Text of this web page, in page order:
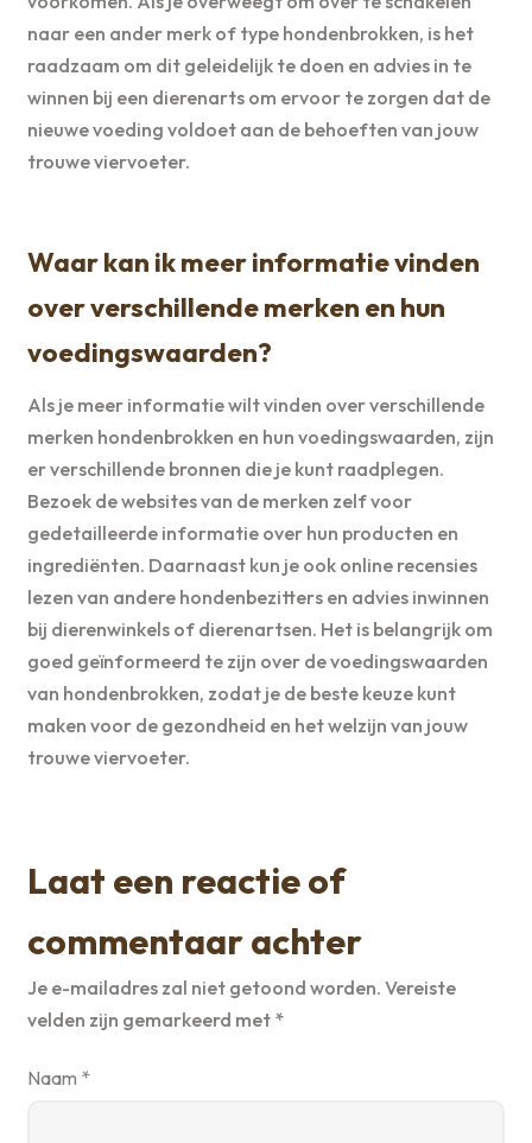
naar een ander merk of type hondenbrokken, is het
raadzaam om dit geleidelijk te doen en advies in te
winnen bij een dierenarts om ervoor te zorgen dat de
nieuwe voeding voldoet aan de behoeften van jouw
trouwe viervoeter.
Waar kan ik meer informatie vinden
over verschillende merken en hun
voedingswaarden?
Als je meer informatie wilt vinden over verschillende
merken hondenbrokken en hun voedingswaarden, zijn
er verschillende bronnen die je kunt raadplegen.
Bezoek de websites van de merken zelf voor
gedetailleerde informatie over hun producten en
ingrediënten. Daarnaast kun je ook online recensies
lezen van andere hondenbezitters en advies inwinnen
bij dierenwinkels of dierenartsen. Het is belangrijk om
goed geïnformeerd te zijn over de voedingswaarden
van hondenbrokken, zodat je de beste keuze kunt
maken voor de gezondheid en het welzijn van jouw
trouwe viervoeter.
Laat een reactie of
commentaar achter
Je e-mailadres zal niet getoond worden. Vereiste
velden zijn gemarkeerd met *
Naam *